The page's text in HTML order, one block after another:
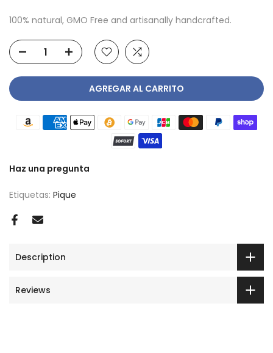
100% natural, GMO Free and artisanally handcrafted.
AGREGAR AL CARRITO
Haz una pregunta
Etiquetas: Pique
Description
Reviews